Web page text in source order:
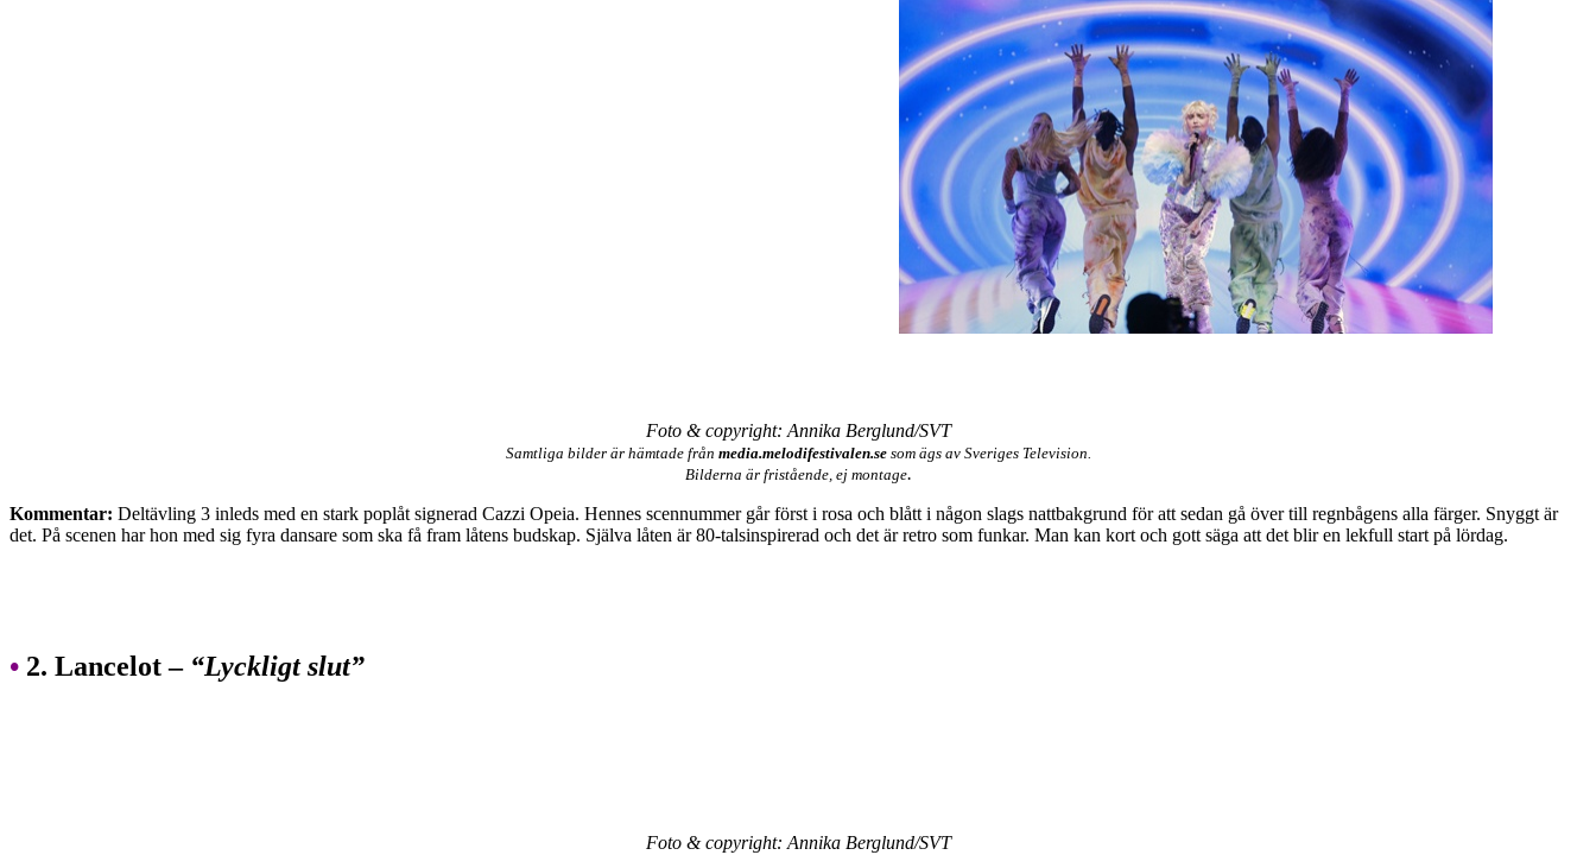
Foto & copyright: Annika Berglund/SVT
Samtliga bilder är hämtade från media.melodifestivalen.sesom ägs av Sveriges Television.
Bilderna är fristående, ej montage.
Kommentar: Deltävling 3 inleds med en stark poplåt signerad Cazzi Opeia. Hennes scennummer går först i rosa och blått i någon slags nattbakgrund för att sedan gå över till regnbågens alla färger. Snyggt är
det. På scenen har hon med sig fyra dansare som ska få fram låtens budskap. Själva låten är 80-talsinspirerad och det är retro som funkar. Man kan kort och gott säga att det blir en lekfull start på lördag.
• 2. Lancelot – “Lyckligt slut”
Foto & copyright: Annika Berglund/SVT